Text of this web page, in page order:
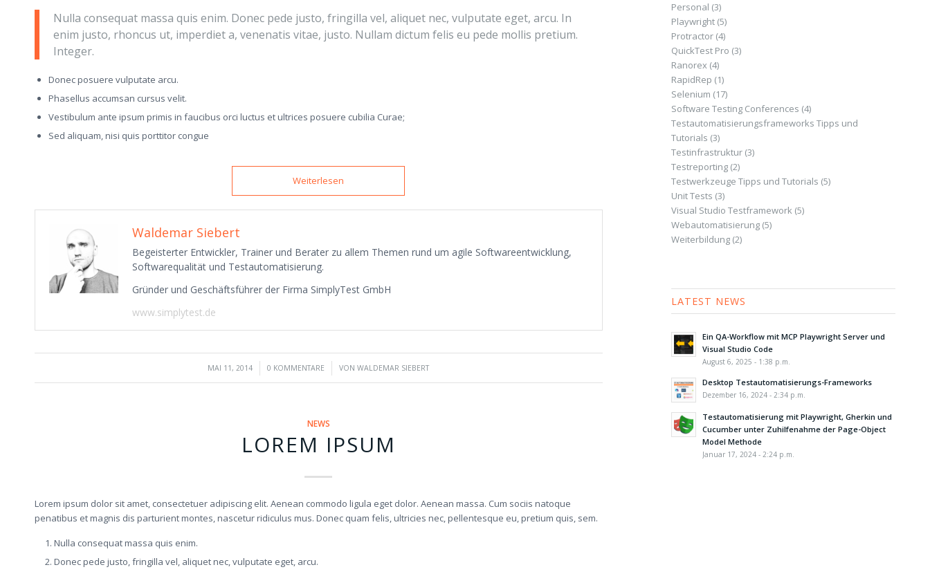
Nulla consequat massa quis enim. Donec pede justo, fringilla vel, aliquet nec, vulputate eget, arcu. In
enim justo, rhoncus ut, imperdiet a, venenatis vitae, justo. Nullam dictum felis eu pede mollis pretium.
Integer.
Donec posuere vulputate arcu.
Phasellus accumsan cursus velit.
Vestibulum ante ipsum primis in faucibus orci luctus et ultrices posuere cubilia Curae;
Sed aliquam, nisi quis porttitor congue
Weiterlesen
Waldemar Siebert
Begeisterter Entwickler, Trainer und Berater zu allem Themen rund um agile Softwareentwicklung,
Softwarequalität und Testautomatisierung.
Gründer und Geschäftsführer der Firma SimplyTest GmbH
www.simplytest.de
MAI 11, 2014
/ 0 KOMMENTARE
/ VONWALDEMAR SIEBERT
NEWS
LOREM IPSUM
Lorem ipsum dolor sit amet, consectetuer adipiscing elit. Aenean commodo ligula eget dolor. Aenean massa. Cum sociis natoque
penatibus et magnis dis parturient montes, nascetur ridiculus mus. Donec quam felis, ultricies nec, pellentesque eu, pretium quis, sem.
Nulla consequat massa quis enim.
Donec pede justo, fringilla vel, aliquet nec, vulputate eget, arcu.
Personal (3)
Playwright(5)
Protractor(4)
QuickTest Pro (3)
Ranorex(4)
RapidRep (1)
Selenium (17)
Software Testing Conferences (4)
Testautomatisierungsframeworks Tipps und
Tutorials (3)
Testinfrastruktur(3)
Testreporting(2)
Testwerkzeuge Tipps und Tutorials (5)
Unit Tests (3)
Visual Studio Testframework (5)
Webautomatisierung(5)
Weiterbildung(2)
LATEST NEWS
Ein QA-Workflow mit MCP Playwright Server und
Visual Studio Code
August 6, 2025 - 1:38 p.m.
Desktop Testautomatisierungs-Frameworks
Dezember 16, 2024 - 2:34 p.m.
Testautomatisierung mit Playwright, Gherkin und
Cucumber unter Zuhilfenahme der Page-Object
Model Methode
Januar 17, 2024 - 2:24 p.m.